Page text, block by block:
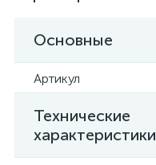
Основные
Артикул
Технические
характеристики